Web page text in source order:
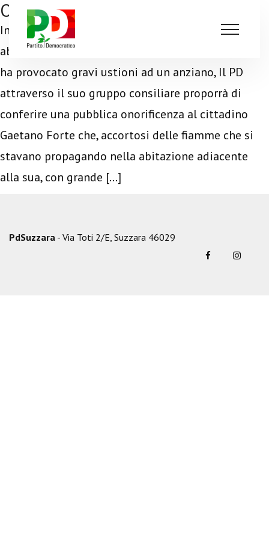
Onorificenza per Gaetano Forte
In relazione all’incendio sviluppatosi in una
abitazione del centro di Suzzara il 28 luglio e cha
ha provocato gravi ustioni ad un anziano, Il PD
attraverso il suo gruppo consiliare proporrà di
conferire una pubblica onorificenza al cittadino
Gaetano Forte che, accortosi delle fiamme che si
stavano propagando nella abitazione adiacente
alla sua, con grande […]
PdSuzzara - Via Toti 2/E, Suzzara 46029